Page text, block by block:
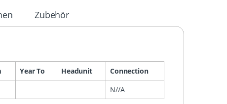
Zubehör
Year To Headunit
Connection
N//A